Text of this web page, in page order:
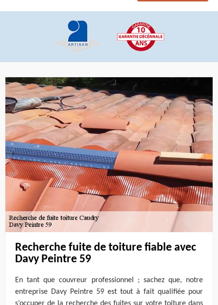
Recherche fuite de toiture fiable avec
Davy Peintre 59
En tant que couvreur professionnel ; sachez que, notre
entreprise Davy Peintre 59 est tout à fait qualifiée pour